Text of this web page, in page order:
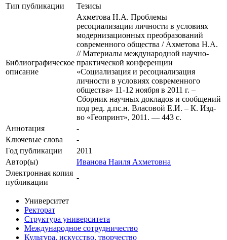
Тип публикации
Тезисы
Библиографическое
описание
Ахметова Н.А. Проблемы
ресоциализации личности в условиях
модернизационных преобразований
современного общества / Ахметова Н.А.
// Материалы международной научно-
практической конференции
«Социализация и ресоциализация
личности в условиях современного
общества» 11-12 ноября в 2011 г. –
Сборник научных докладов и сообщений
под ред. д.пс.н. Власовой Е.И. – К. Изд-
во «Геопринт», 2011. — 443 с.
Аннотация
-
Ключевые cлова
-
Год публикации
2011
Автор(ы)
Иванова Наиля Ахметовна
Электронная копия
публикации
-
Университет
Ректорат
Структура университета
Международное сотрудничество
Культура, искусство, творчество